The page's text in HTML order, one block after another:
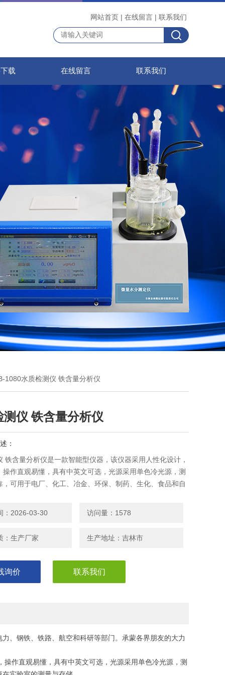
网站首页 | 在线留言 | 联系我们
载 在线留言 联系我们
1080水质检测仪 铁含量分析仪
测仪 铁含量分析仪
：
铁含量分析仪是一款智能型仪器，该仪器采用人性化设计，
操作直观易懂，具有中英文可选，光源采用单色冷光源，测
，可用于电厂、化工、冶金、环保、制药、生化、食品和自
：2026-03-30 访问量：1578
：生产厂家 生产地址：吉林市
询价 联系我们
、钢铁、铁路、航空和科研等部门。承蒙各界朋友的大力
作直观易懂，具有中英文可选，光源采用单色冷光源，测